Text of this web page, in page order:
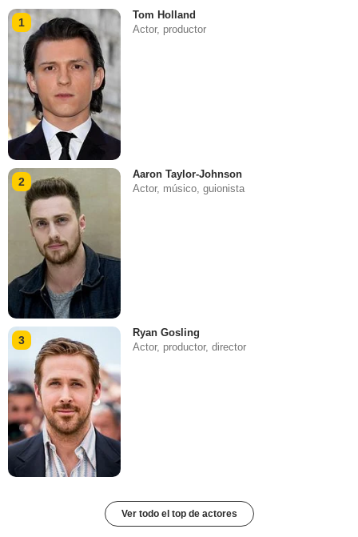
1
Tom Holland
Actor, productor
2
Aaron Taylor-Johnson
Actor, músico, guionista
3
Ryan Gosling
Actor, productor, director
Ver todo el top de actores